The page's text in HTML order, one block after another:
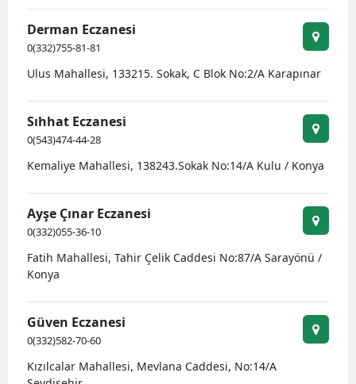
Derman Eczanesi
0(332)755-81-81
Ulus Mahallesi, 133215. Sokak, C Blok No:2/A Karapınar
Sıhhat Eczanesi
0(543)474-44-28
Kemaliye Mahallesi, 138243.Sokak No:14/A Kulu / Konya
Ayşe Çınar Eczanesi
0(332)055-36-10
Fatih Mahallesi, Tahir Çelik Caddesi No:87/A Sarayönü /
Konya
Güven Eczanesi
0(332)582-70-60
Kızılcalar Mahallesi, Mevlana Caddesi, No:14/A